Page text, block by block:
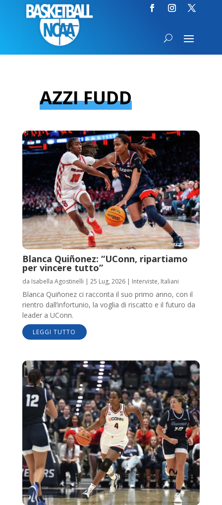
AZZI FUDD
Blanca Quiñonez: “UConn, ripartiamo
per vincere tutto”
da Isabella Agostinelli | 25 Lug, 2026| Interviste, Italiani
Blanca Quiñonez ci racconta il suo primo anno, con il
rientro dall’infortunio, la voglia di riscatto e il futuro da
leader a UConn.
LEGGI TUTTO